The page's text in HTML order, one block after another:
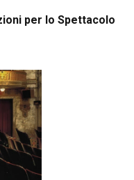
per lo Spettacolo